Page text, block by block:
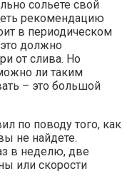
сольете свой
рекомендацию
в периодическом
должно
от слива. Но
ли таким
– это большой
по поводу того, как
не найдете.
в неделю, две
или скорости